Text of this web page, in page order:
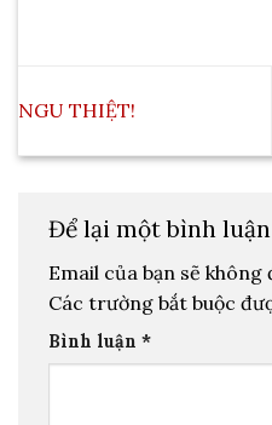
NGU THIỆT!
Để lại một bình luận
Email của bạn sẽ
Các trường bắt buộc
Bình luận *